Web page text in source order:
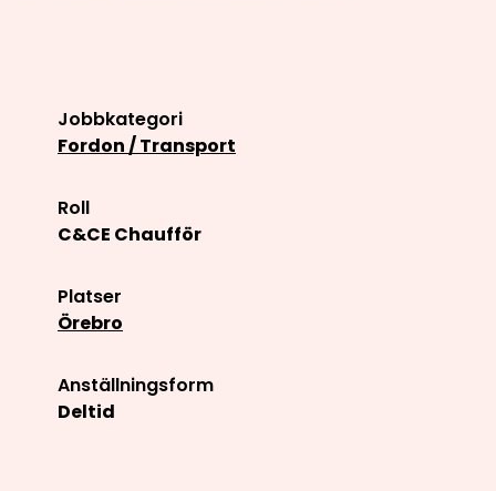
Jobbkategori
Fordon / Transport
Roll
C&CE Chaufför
Platser
Örebro
Anställningsform
Deltid